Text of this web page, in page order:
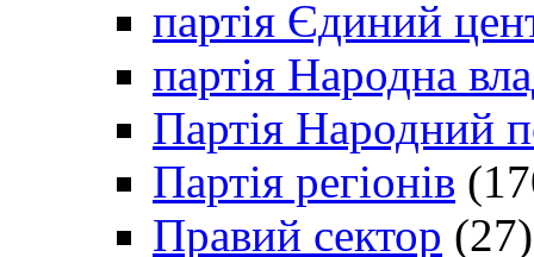
партія Єдиний
партія Народна
Партія Народний
Партія регіонів
Правий сектор (27)